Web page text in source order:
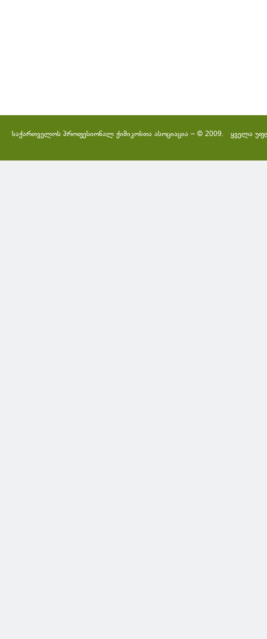
საქართველოს პროფესიონალ ქიმიკოსთა ასოციაცია – © 2009. ყველა